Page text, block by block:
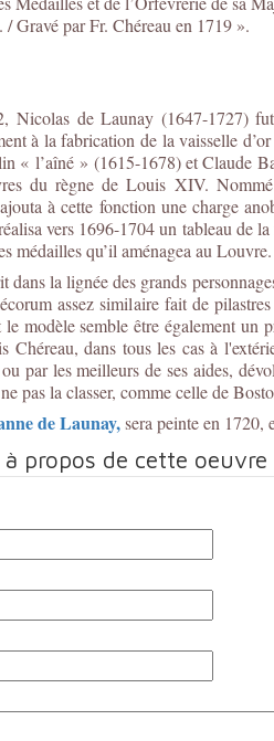
Gravé par Fr. Chéreau en 1719 ».
Nicolas de Launay (1647-1727)
à la fabrication de la vaisselle
« l’aîné » (1615-1678) et Claude
du règne de Louis XIV.
à cette fonction une charge
vers 1696-1704 un tableau
médailles qu’il aménagea au Louvre.
la lignée des grands
assez similaire fait de
modèle semble être également
Chéreau, dans tous les cas à
par les meilleurs de ses aides,
pas la classer, comme celle de
de Launay,sera peinte en 1720,
propos de cette oeuvre